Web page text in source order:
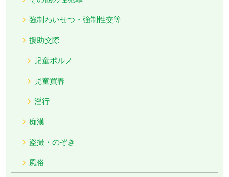
強制わいせつ・強制性交等
援助交際
児童ポルノ
児童買春
淫行
痴漢
盗撮・のぞき
風俗